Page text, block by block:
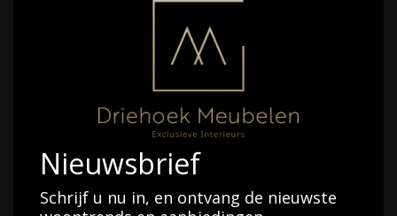
Nieuwsbrief
Schrijf u nu in, en ontvang de nieuwste